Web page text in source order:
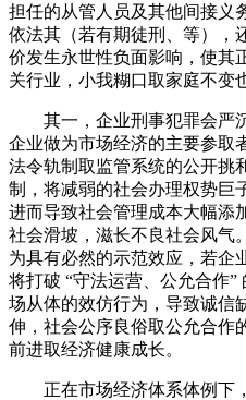
担任的从管人员及其他间接义
依法其（若有期徒刑、等），
价发生永世性负面影响，使其
关行业，小我糊口取家庭不变
其一，企业刑事犯罪会严沉
企业做为市场经济的主要参取
法令轨制取监管系统的公开挑
制，将减弱的社会办理权势巨
进而导致社会管理成本大幅添
社会滑坡，滋长不良社会风气
为具有必然的示范效应，若企
将打破 “守法运营、公允合作
场从体的效仿行为，导致诚信
伸，社会公序良俗取公允合作
前进取经济健康成长。
正在市场经济体系体例下